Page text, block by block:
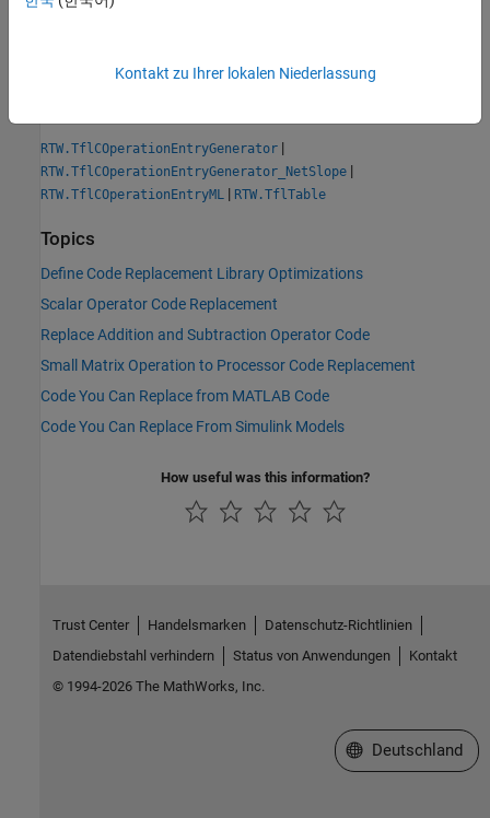
RTW.TflCOperationEntryGenerator |
RTW.TflCOperationEntryGenerator_NetSlope |
RTW.TflCOperationEntryML | RTW.TflTable
Topics
Define Code Replacement Library Optimizations
Scalar Operator Code Replacement
Replace Addition and Subtraction Operator Code
Small Matrix Operation to Processor Code Replacement
Code You Can Replace from MATLAB Code
Code You Can Replace From Simulink Models
How useful was this information?
Kontakt zu Ihrer lokalen Niederlassung
Trust Center Handelsmarken
Datenschutz-Richtlinien
Datendiebstahl verhindern
Status von Anwendungen
Kontakt
© 1994-2026 The MathWorks, Inc.
Website auswählen
Deutschland